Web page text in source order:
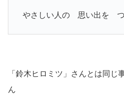
やさしい人の 思い出を つ
「鈴木ヒロミツ」さんとは同じ
ん